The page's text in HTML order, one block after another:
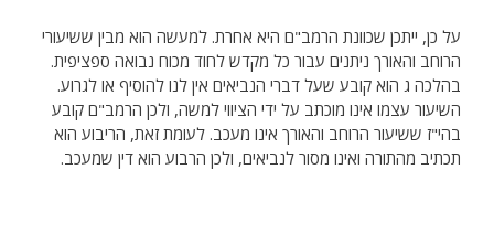
על כן, ייתכן שכוונת הרמב"ם היא אחרת. למעשה הוא מבין ששיעורי
הרוחב והאורך ניתנים עבור כל מקדש לחוד מכוח נבואה ספציפית.
בהלכה ג הוא קובע שעל דברי הנביאים אין לנו להוסיף או לגרוע.
השיעור עצמו אינו מוכתב על ידי הציווי למשה, ולכן הרמב"ם קובע
בהי"ז ששיעור הרוחב והאורך אינו מעכב. לעומת זאת, הריבוע הוא
תכתיב מהתורה ואינו מסור לנביאים, ולכן הרבוע הוא דין שמעכב.